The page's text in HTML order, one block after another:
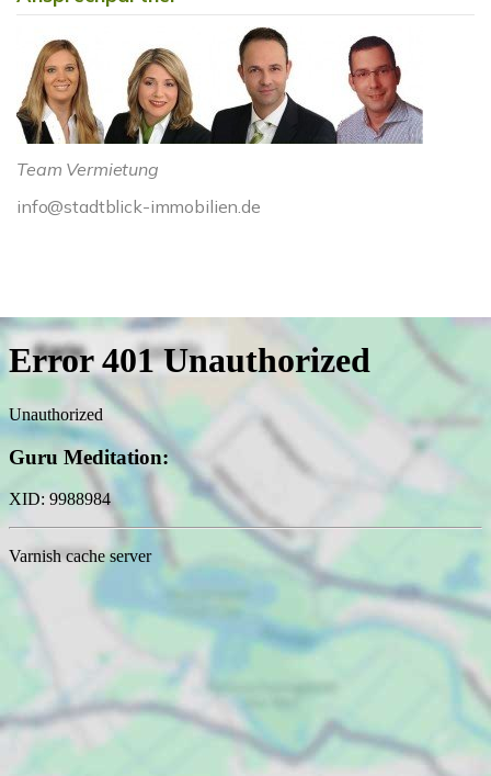
Team Vermietung
info@stadtblick-immobilien.de